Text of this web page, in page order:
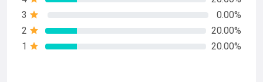
3
0.00%
2
20.00%
1
20.00%